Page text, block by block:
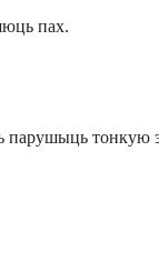
пах.
парушыць тонкую